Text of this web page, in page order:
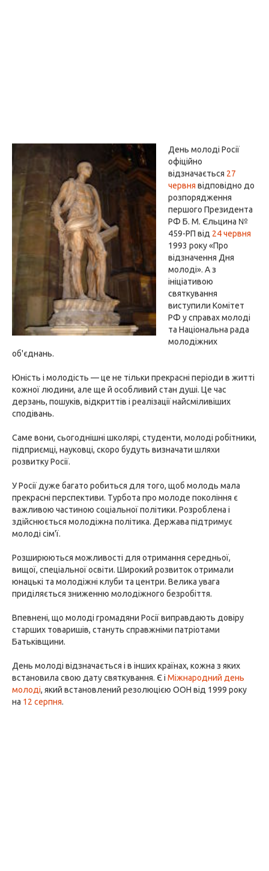
День молоді Росії
офіційно
відзначається 27
червня відповідно до
розпорядження
першого Президента
РФ Б. М. Єльцина №
459-РП від 24 червня
1993 року «Про
відзначення Дня
молоді». А з
ініціативою
святкування
виступили Комітет
РФ у справах молоді
та Національна рада
молодіжних
об'єднань.
Юність і молодість — це не тільки прекрасні періоди в житті
кожної людини, але ще й особливий стан душі. Це час
дерзань, пошуків, відкриттів і реалізації найсміливіших
сподівань.
Саме вони, сьогоднішні школярі, студенти, молоді робітники,
підприємці, науковці, скоро будуть визначати шляхи
розвитку Росії.
У Росії дуже багато робиться для того, щоб молодь мала
прекрасні перспективи. Турбота про молоде покоління є
важливою частиною соціальної політики. Розроблена і
здійснюється молодіжна політика. Держава підтримує
молоді сім'ї.
Розширюються можливості для отримання середньої,
вищої, спеціальної освіти. Широкий розвиток отримали
юнацькі та молодіжні клуби та центри. Велика увага
приділяється зниженню молодіжного безробіття.
Впевнені, що молоді громадяни Росії виправдають довіру
старших товаришів, стануть справжніми патріотами
Батьківщини.
День молоді відзначається і в інших країнах, кожна з яких
встановила свою дату святкування. Є і Міжнародний день
молоді, який встановлений резолюцією ООН від 1999 року
на 12 серпня.